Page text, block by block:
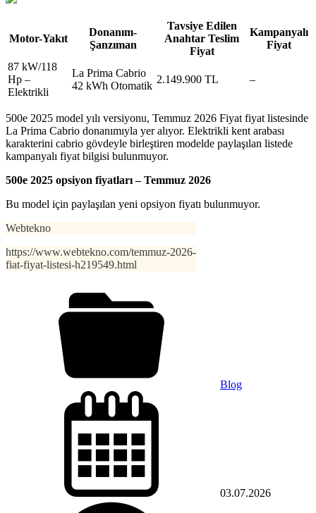
Motor-Yakıt
Donanım-
Şanzıman
Tavsiye Edilen
Anahtar Teslim
Fiyat
Kampanyalı
Fiyat
87 kW/118
Hp –
Elektrikli
La Prima Cabrio
42 kWh Otomatik
2.149.900 TL –
500e 2025 model yılı versiyonu, Temmuz 2026 Fiyat fiyat listesinde
La Prima Cabrio donanımıyla yer alıyor. Elektrikli kent arabası
karakterini cabrio gövdeyle birleştiren modelde paylaşılan listede
kampanyalı fiyat bilgisi bulunmuyor.
500e 2025 opsiyon fiyatları – Temmuz 2026
Bu model için paylaşılan yeni opsiyon fiyatı bulunmuyor.
Webtekno
https://www.webtekno.com/temmuz-2026-
fiat-fiyat-listesi-h219549.html
Blog
03.07.2026